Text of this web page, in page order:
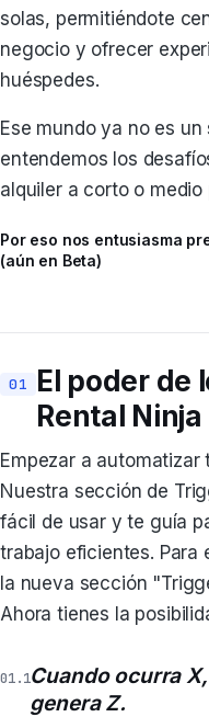
solas, permitiéndote
negocio y ofrecer
huéspedes.
Ese mundo ya no es un
entendemos los
alquiler a corto o medio
Por eso nos entusiasma
(aún en Beta)
El poder de
Rental Ninja
Empezar a
Nuestra sección de
fácil de usar y te guía
trabajo eficientes. Para
la nueva sección
Ahora tienes la
Cuando ocurra
genera Z.